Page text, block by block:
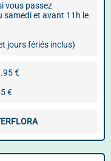
vous passez
samedi et avant 11h le
jours fériés inclus)
€
€